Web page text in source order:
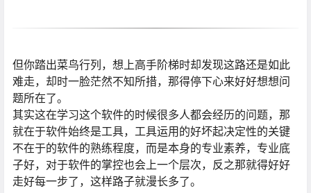
但你踏出菜鸟行列，想上高手阶梯时却发现这路还是如此
难走，却时一脸茫然不知所措，那得停下心来好好想想问
题所在了。
其实这在学习这个软件的时候很多人都会经历的问题，那
就在于软件始终是工具，工具运用的好坏起决定性的关键
不在于的软件的熟练程度，而是本身的专业素养，专业底
子好，对于软件的掌控也会上一个层次，反之那就得好好
走好每一步了，这样路子就漫长多了。